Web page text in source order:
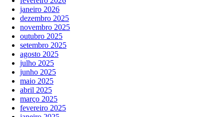
janeiro 2026
dezembro 2025
novembro 2025
outubro 2025
setembro 2025
agosto 2025
julho 2025
junho 2025
maio 2025
abril 2025
março 2025
fevereiro 2025